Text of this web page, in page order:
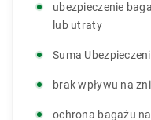
ubezpieczenie
lub utraty
Suma
brak wpływu na
ochrona bagażu